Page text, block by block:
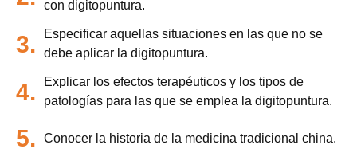
con digitopuntura.
3.
Especificar aquellas situaciones en las que no se
debe aplicar la digitopuntura.
4.
Explicar los efectos terapéuticos y los tipos de
patologías para las que se emplea la digitopuntura.
5. Conocer la historia de la medicina tradicional china.